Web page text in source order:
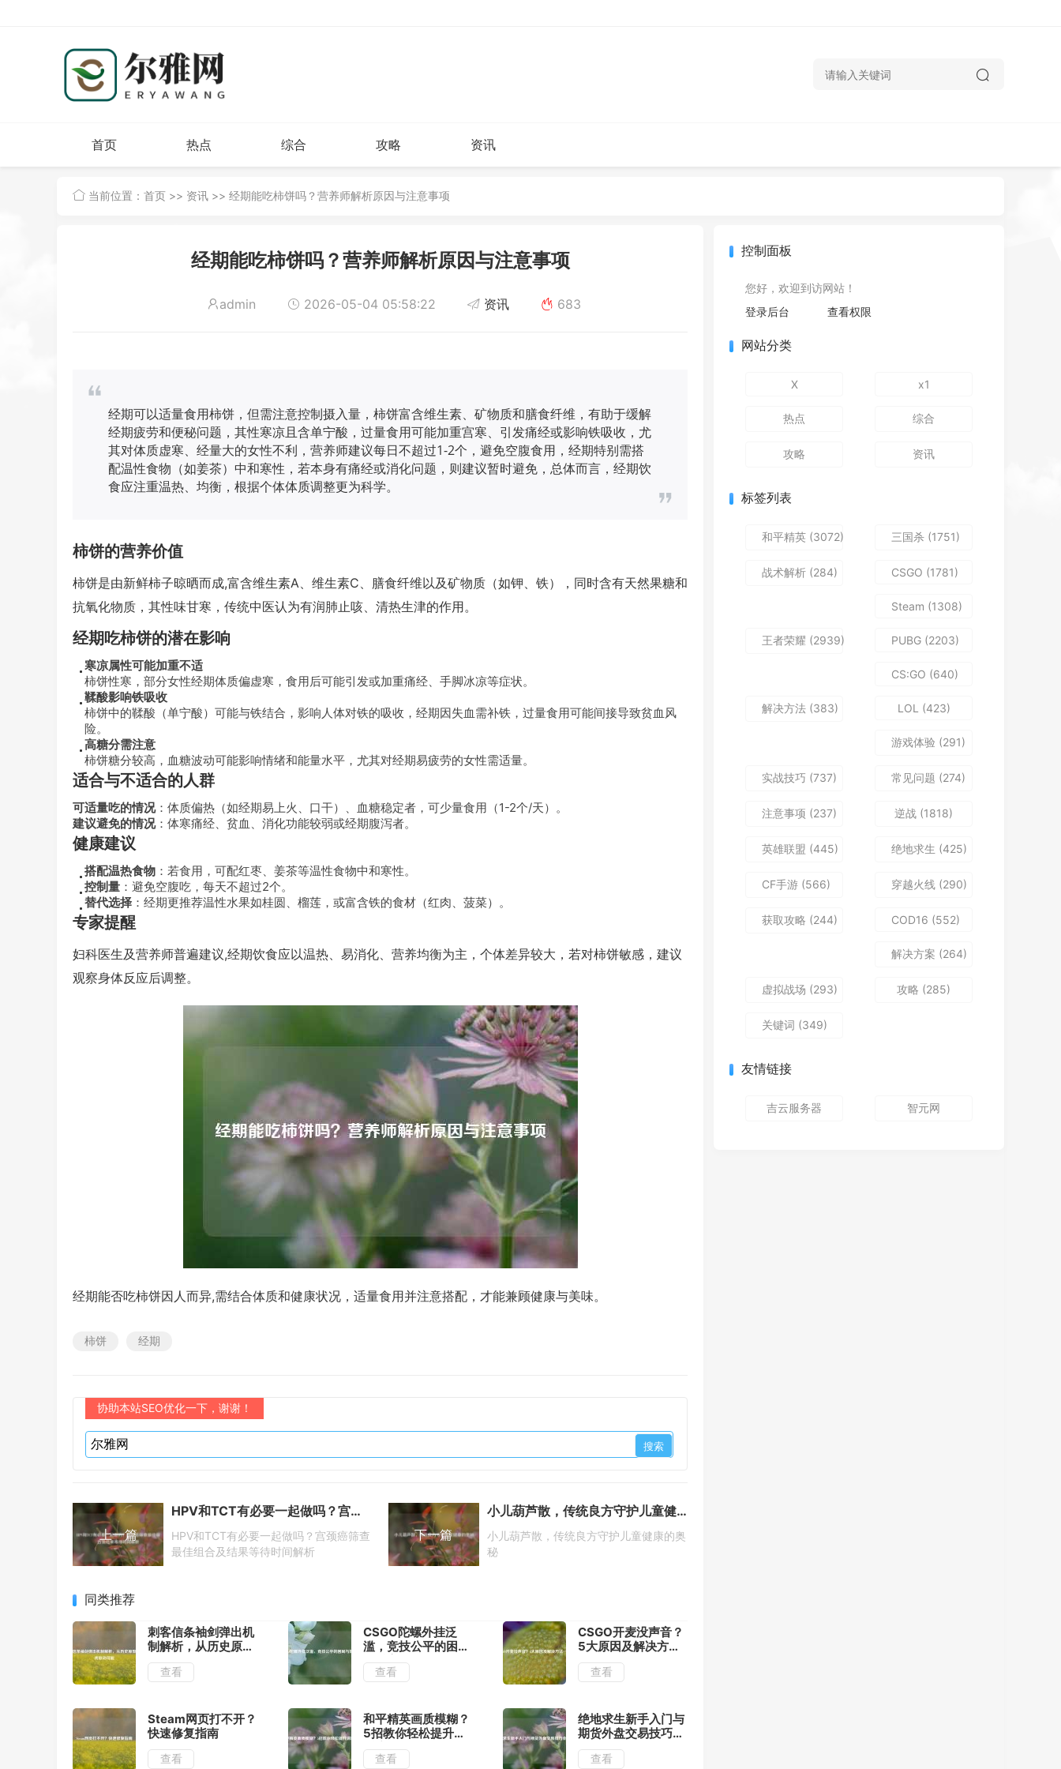
首页 热点 综合 攻略 资讯
当前位置： 首页 >> 资讯 >> 经期能吃柿饼吗？营养师解析原因与注意事项
经期能吃柿饼吗？营养师解析原因与注意事项
admin 2026-05-04 05:58:22 资讯 683
经期可以适量食用柿饼，但需注意控制摄入量，柿饼富含维生素、矿物质和膳食纤维，有助于缓解
经期疲劳和便秘问题，其性寒凉且含单宁酸，过量食用可能加重宫寒、引发痛经或影响铁吸收，尤
其对体质虚寒、经量大的女性不利，营养师建议每日不超过1-2个，避免空腹食用，经期特别需搭
配温性食物（如姜茶）中和寒性，若本身有痛经或消化问题，则建议暂时避免，总体而言，经期饮
食应注重温热、均衡，根据个体体质调整更为科学。
柿饼的营养价值
柿饼是由新鲜柿子晾晒而成,富含维生素A、维生素C、膳食纤维以及矿物质（如钾、铁），同时含有天然果糖和
抗氧化物质，其性味甘寒，传统中医认为有润肺止咳、清热生津的作用。
经期吃柿饼的潜在影响
寒凉属性可能加重不适
柿饼性寒，部分女性经期体质偏虚寒，食用后可能引发或加重痛经、手脚冰凉等症状。
鞣酸影响铁吸收
柿饼中的鞣酸（单宁酸）可能与铁结合，影响人体对铁的吸收，经期因失血需补铁，过量食用可能间接导致贫血风
险。
高糖分需注意
柿饼糖分较高，血糖波动可能影响情绪和能量水平，尤其对经期易疲劳的女性需适量。
适合与不适合的人群
可适量吃的情况：体质偏热（如经期易上火、口干）、血糖稳定者，可少量食用（1-2个/天）。
建议避免的情况：体寒痛经、贫血、消化功能较弱或经期腹泻者。
健康建议
搭配温热食物 ：若食用，可配红枣、姜茶等温性食物中和寒性。
控制量 ：避免空腹吃，每天不超过2个。
替代选择 ：经期更推荐温性水果如桂圆、榴莲，或富含铁的食材（红肉、菠菜）。
专家提醒
妇科医生及营养师普遍建议,经期饮食应以温热、易消化、营养均衡为主，个体差异较大，若对柿饼敏感，建议
观察身体反应后调整。
经期能否吃柿饼因人而异,需结合体质和健康状况，适量食用并注意搭配，才能兼顾健康与美味。
柿饼 经期
协助本站SEO优化一下，谢谢！
上一篇
HPV和TCT有必要一起做吗？宫颈癌筛查最佳组合及结果等待时间解析
HPV和TCT有必要一起做吗？宫颈癌筛查
最佳组合及结果等待时间解析
下一篇
小儿葫芦散，传统良方守护儿童健康的奥秘
小儿葫芦散，传统良方守护儿童健康的奥
秘
同类推荐
刺客信条袖剑弹出机
制解析，从历史原型
到游戏联动可能
查看
CSGO陀螺外挂泛
滥，竞技公平的困局
与博弈
查看
CSGO开麦没声音？
5大原因及解决方法
一览
查看
Steam网页打不开？
快速修复指南
查看
和平精英画质模糊？
5招教你轻松提升清
晰度
查看
绝地求生新手入门与
期货外盘交易技巧全
攻略
查看
控制面板
您好，欢迎到访网站！
登录后台
查看权限
网站分类
X x1
热点 综合
攻略 资讯
标签列表
和平精英 (3072) 三国杀 (1751)
战术解析 (284) CSGO (1781)
Steam (1308)
王者荣耀 (2939) PUBG (2203)
CS:GO (640)
解决方法 (383) LOL (423)
游戏体验 (291)
实战技巧 (737) 常见问题 (274)
注意事项 (237) 逆战 (1818)
英雄联盟 (445) 绝地求生 (425)
CF手游 (566) 穿越火线 (290)
获取攻略 (244) COD16 (552)
解决方案 (264)
虚拟战场 (293) 攻略 (285)
关键词 (349)
友情链接
吉云服务器 智元网